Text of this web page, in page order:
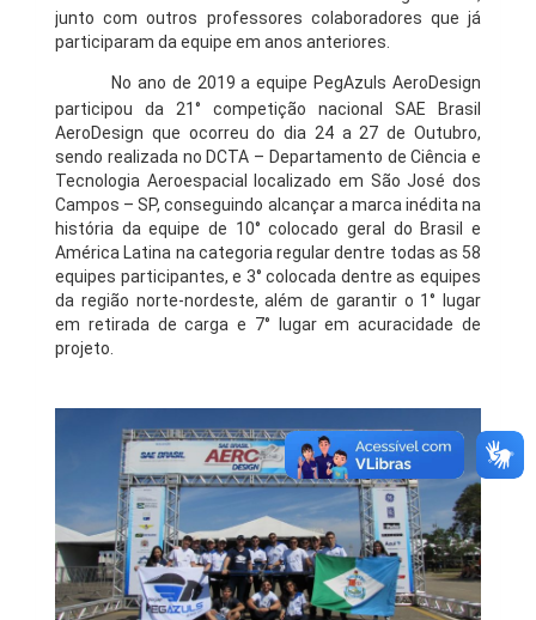
junto com outros professores colaboradores que já
participaram da equipe em anos anteriores.
No ano de 2019 a equipe PegAzuls AeroDesign
participou da 21° competição nacional SAE Brasil
AeroDesign que ocorreu do dia 24 a 27 de Outubro,
sendo realizada no DCTA – Departamento de Ciência e
Tecnologia Aeroespacial localizado em São José dos
Campos – SP, conseguindo alcançar a marca inédita na
história da equipe de 10° colocado geral do Brasil e
América Latina na categoria regular dentre todas as 58
equipes participantes, e 3° colocada dentre as equipes
da região norte-nordeste, além de garantir o 1° lugar
em retirada de carga e 7° lugar em acuracidade de
projeto.